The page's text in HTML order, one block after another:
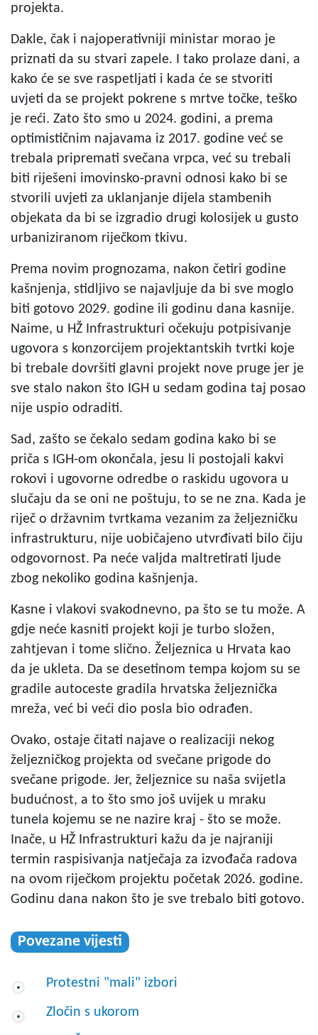
projekta.
Dakle, čak i najoperativniji ministar morao je
priznati da su stvari zapele. I tako prolaze dani, a
kako će se sve raspetljati i kada će se stvoriti
uvjeti da se projekt pokrene s mrtve točke, teško
je reći. Zato što smo u 2024. godini, a prema
optimističnim najavama iz 2017. godine već se
trebala pripremati svečana vrpca, već su trebali
biti riješeni imovinsko-pravni odnosi kako bi se
stvorili uvjeti za uklanjanje dijela stambenih
objekata da bi se izgradio drugi kolosijek u gusto
urbaniziranom riječkom tkivu.
Prema novim prognozama, nakon četiri godine
kašnjenja, stidljivo se najavljuje da bi sve moglo
biti gotovo 2029. godine ili godinu dana kasnije.
Naime, u HŽ Infrastrukturi očekuju potpisivanje
ugovora s konzorcijem projektantskih tvrtki koje
bi trebale dovršiti glavni projekt nove pruge jer je
sve stalo nakon što IGH u sedam godina taj posao
nije uspio odraditi.
Sad, zašto se čekalo sedam godina kako bi se
priča s IGH-om okončala, jesu li postojali kakvi
rokovi i ugovorne odredbe o raskidu ugovora u
slučaju da se oni ne poštuju, to se ne zna. Kada je
riječ o državnim tvrtkama vezanim za željezničku
infrastrukturu, nije uobičajeno utvrđivati bilo čiju
odgovornost. Pa neće valjda maltretirati ljude
zbog nekoliko godina kašnjenja.
Kasne i vlakovi svakodnevno, pa što se tu može. A
gdje neće kasniti projekt koji je turbo složen,
zahtjevan i tome slično. Željeznica u Hrvata kao
da je ukleta. Da se desetinom tempa kojom su se
gradile autoceste gradila hrvatska željeznička
mreža, već bi veći dio posla bio odrađen.
Ovako, ostaje čitati najave o realizaciji nekog
željezničkog projekta od svečane prigode do
svečane prigode. Jer, željeznice su naša svijetla
budućnost, a to što smo još uvijek u mraku
tunela kojemu se ne nazire kraj - što se može.
Inače, u HŽ Infrastrukturi kažu da je najraniji
termin raspisivanja natječaja za izvođača radova
na ovom riječkom projektu početak 2026. godine.
Godinu dana nakon što je sve trebalo biti gotovo.
Povezane vijesti
Protestni "mali" izbori
Zločin s ukorom